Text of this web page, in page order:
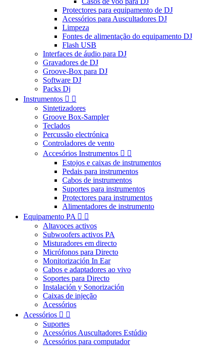
Protectores para equipamento de DJ
Acessórios para Auscultadores DJ
Limpeza
Fontes de alimentação do equipamento DJ
Flash USB
Interfaces de áudio para DJ
Gravadores de DJ
Groove-Box para DJ
Software DJ
Packs Dj
Instrumentos  
Sintetizadores
Groove Box-Sampler
Teclados
Percussão electrónica
Controladores de vento
Accesórios Instrumentos  
Estojos e caixas de instrumentos
Pedais para instrumentos
Cabos de instrumentos
Suportes para instrumentos
Protectores para instrumentos
Alimentadores de instrumento
Equipamento PA  
Altavoces activos
Subwoofers activos PA
Misturadores em directo
Micrófonos para Directo
Monitorización In Ear
Cabos e adaptadores ao vivo
Soportes para Directo
Instalación y Sonorización
Caixas de injeção
Acessórios
Acessórios  
Suportes
Acessórios Auscultadores Estúdio
Acessórios para computador